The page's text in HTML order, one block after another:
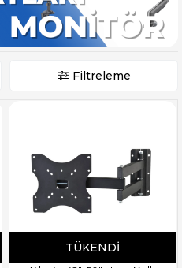
Filtreleme
TÜKENDI